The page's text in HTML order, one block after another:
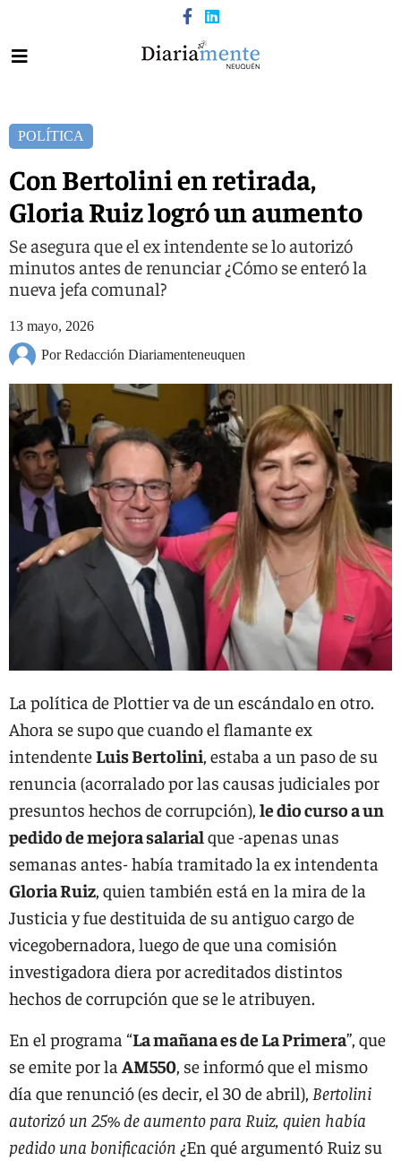
POLÍTICA
Con Bertolini en retirada,
Gloria Ruiz logró un aumento
Se asegura que el ex intendente se lo autorizó
minutos antes de renunciar ¿Cómo se enteró la
nueva jefa comunal?
13 mayo, 2026
Por Redacción Diariamenteneuquen
La política de Plottier va de un escándalo en otro.
Ahora se supo que cuando el flamante ex
intendenteLuis Bertolini, estaba a un paso de su
renuncia (acorralado por las causas judiciales por
presuntos hechos de corrupción), le dio curso a un
pedido de mejora salarialque -apenas unas
semanas antes- había tramitado la ex intendenta
Gloria Ruiz, quien también está en la mira de la
Justicia y fue destituida de su antiguo cargo de
vicegobernadora, luego de que una comisión
investigadora diera por acreditados distintos
hechos de corrupción que se le atribuyen.
En el programa “La mañana es de La Primera”, que
se emite por la AM550, se informó que el mismo
día que renunció (es decir, el 30 de abril), Bertolini
autorizó un 25% de aumento para Ruiz, quien había
pedido una bonificación ¿En qué argumentó Ruiz su